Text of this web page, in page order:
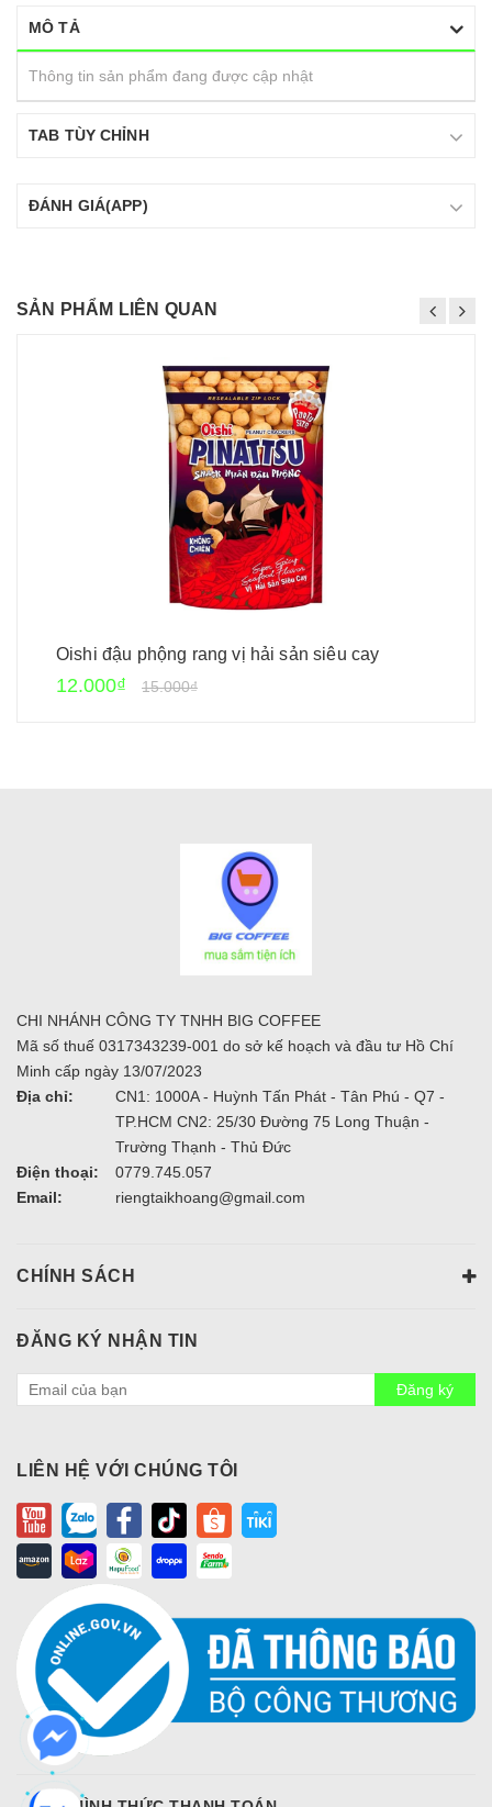
MÔ TẢ
Thông tin sản phẩm đang được cập nhật
TAB TÙY CHỈNH
ĐÁNH GIÁ(APP)
SẢN PHẨM LIÊN QUAN
Oishi đậu phộng rang vị hải sản siêu cay
12.000₫ 15.000₫
CHI NHÁNH CÔNG TY TNHH BIG COFFEE
Mã số thuế 0317343239-001 do sở kế hoạch và đầu tư Hồ Chí
Minh cấp ngày 13/07/2023
Địa chỉ:
CN1: 1000A - Huỳnh Tấn Phát - Tân Phú - Q7 -
TP.HCM CN2: 25/30 Đường 75 Long Thuận -
Trường Thạnh - Thủ Đức
Điện thoại:
0779.745.057
Email:
riengtaikhoang@gmail.com
CHÍNH SÁCH
ĐĂNG KÝ NHẬN TIN
Đăng ký
LIÊN HỆ VỚI CHÚNG TÔI